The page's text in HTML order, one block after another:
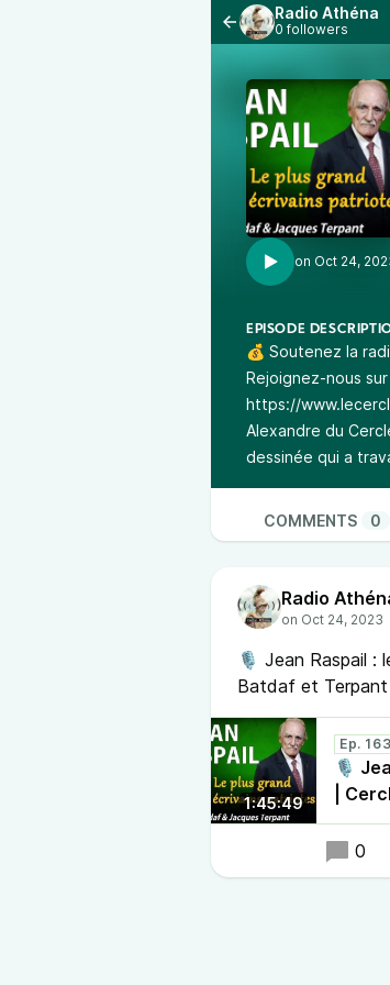
Radio Athéna
0 followers
EPISODE
💰 Soutenez la
Rejoignez-nous
https://
Alexandre du
dessinée qui a
COMMENTS 0
Radio
🎙 Jean Raspail :
Batdaf et Terpant
1:45:49
Ep. 163
🎙
|
0